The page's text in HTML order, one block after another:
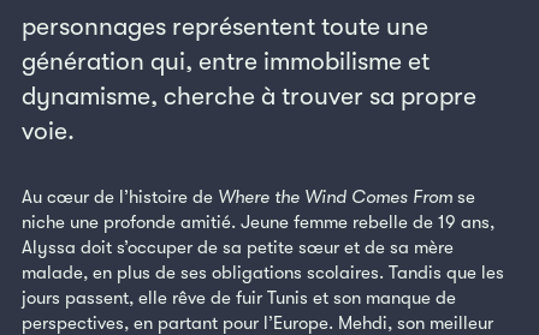
personnages représentent toute une
génération qui, entre immobilisme et
dynamisme, cherche à trouver sa propre
voie.
Au cœur de l’histoire de Where the Wind Comes From se
niche une profonde amitié. Jeune femme rebelle de 19 ans,
Alyssa doit s’occuper de sa petite sœur et de sa mère
malade, en plus de ses obligations scolaires. Tandis que les
jours passent, elle rêve de fuir Tunis et son manque de
perspectives, en partant pour l’Europe. Mehdi, son meilleur